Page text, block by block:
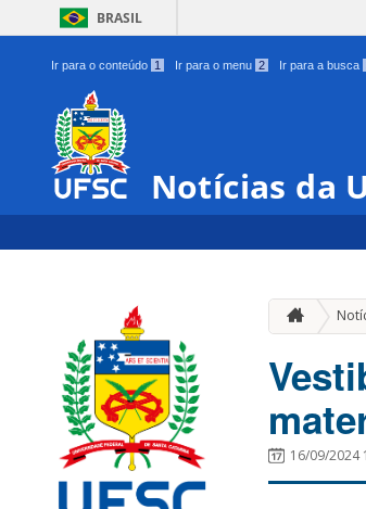
BRASIL
Ir para o conteúdo 1 Ir para o menu 2 Ir para a busca
Notícias da
16/09/2024